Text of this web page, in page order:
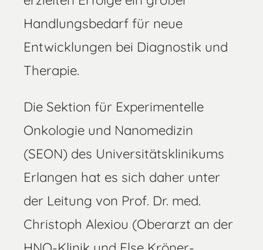
Handlungsbedarf für neue
Entwicklungen bei Diagnostik und
Therapie.
Die Sektion für Experimentelle
Onkologie und Nanomedizin
(SEON) des Universitätsklinikums
Erlangen hat es sich daher unter
der Leitung von Prof. Dr. med.
Christoph Alexiou (Oberarzt an der